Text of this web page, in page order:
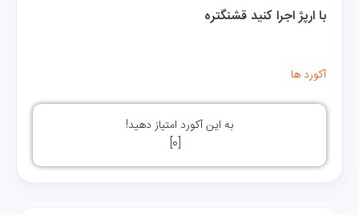
با ارپژ اجرا کنید قشنگتره
آکورد ها
به این آکورد امتیاز دهید!
[
0
]